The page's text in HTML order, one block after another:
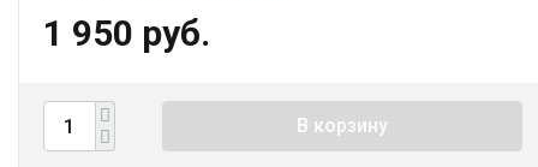
1 950 руб.
В корзину